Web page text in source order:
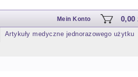
0,00
Mein Konto
Artykuły medyczne jednorazowego użytku